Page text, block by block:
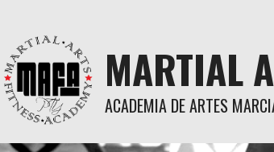
content
MARTIAL
ACADEMIA DE ARTES